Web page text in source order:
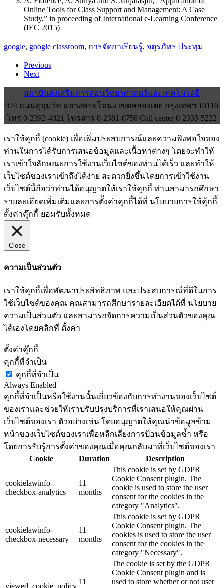
Online Tools for Class Support and Management: A Case
Study,” in proceeding of International e-Learning Conference
(IEC 2015)
google, google classroom, การจัดกาเรียนรู้, จตุรภัทร ประทุม
Previous
Next
สถาบันส่งเสริมการสอนวิทยาศาสตร์และเทคโนโลยี
924 ถนนสุขุมวิท แขวงพระโขนง เขตคลองเตย กรุงเทพฯ 10110
โทร 0-2392-4021 โทรสาร 0-2381-0750 Call center 0-2335-5222
เราใช้คุกกี้ (cookie) เพื่อเพิ่มประสบการณ์และความพึงพอใจของ
ท่านในการได้รับการเสนอข้อมูลและเนื้อหาต่างๆ โดยจะทำให้
เราเข้าใจลักษณะการใช้งานเว็บไซต์ของท่านได้เร็ว และทำให้
เว็บไซต์ของเราเข้าถึงได้ง่าย สะดวกยิ่งขึ้นโดยการเข้าใช้งาน
เว็บไซต์นี้ถือว่าท่านได้อนุญาตให้เราใช้คุกกี้ ท่านสามารถศึกษา
รายละเอียดเพิ่มเติมและการตั้งค่าคุกกี้ได้ที่ นโยบายการใช้คุ้กกี้
ตั้งค่าคุ๊กกี้ ยอมรับทั้งหมด
Close
ความเป็นส่วนตัว
เราใช้คุกกี้เพื่อพัฒนาประสิทธิภาพ และประสบการณ์ที่ดีในการ
ใช้เว็บไซต์ของคุณ คุณสามารถศึกษารายละเอียดได้ที่ นโยบาย
ความเป็นส่วนตัว และสามารถจัดการความเป็นส่วนตัวของคุณ
ได้เองโดยคลิกที่ ตั้งค่า
ตั้งค่าคุ๊กกี้
คุกกี้ที่จำเป็น
คุกกี้ที่จำเป็น
Always Enabled
คุกกี้ที่จำเป็นหรือใช้งานนั้นเกี่ยวข้องกับการทำงานของเว็บไซต์
ของเราและช่วยให้เราปรับปรุงบริการที่เราเสนอให้คุณผ่าน
เว็บไซต์ของเรา ตัวอย่างเช่น โดยอนุญาตให้คุณนำข้อมูลข้าม
หน้าของเว็บไซต์ของเราเพื่อหลีกเลี่ยงการป้อนข้อมูลซ้ำ หรือ
โดยการรับรู้การตั้งค่าของคุณเมื่อคุณกลับมาที่เว็บไซต์ของเรา
Cookie
Duration Description
cookielawinfo-
checkbox-analytics
11
months
This cookie is set by GDPR
Cookie Consent plugin. The
cookie is used to store the user
consent for the cookies in the
category "Analytics".
cookielawinfo-
checkbox-necessary
11
months
This cookie is set by GDPR
Cookie Consent plugin. The
cookies is used to store the user
consent for the cookies in the
category "Necessary".
viewed_cookie_policy
11
The cookie is set by the GDPR
Cookie Consent plugin and is
used to store whether or not user